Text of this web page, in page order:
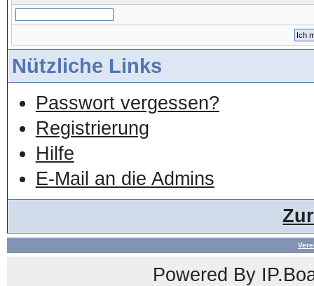
Nützliche Links
Passwort vergessen?
Registrierung
Hilfe
E-Mail an die Admins
Powered By